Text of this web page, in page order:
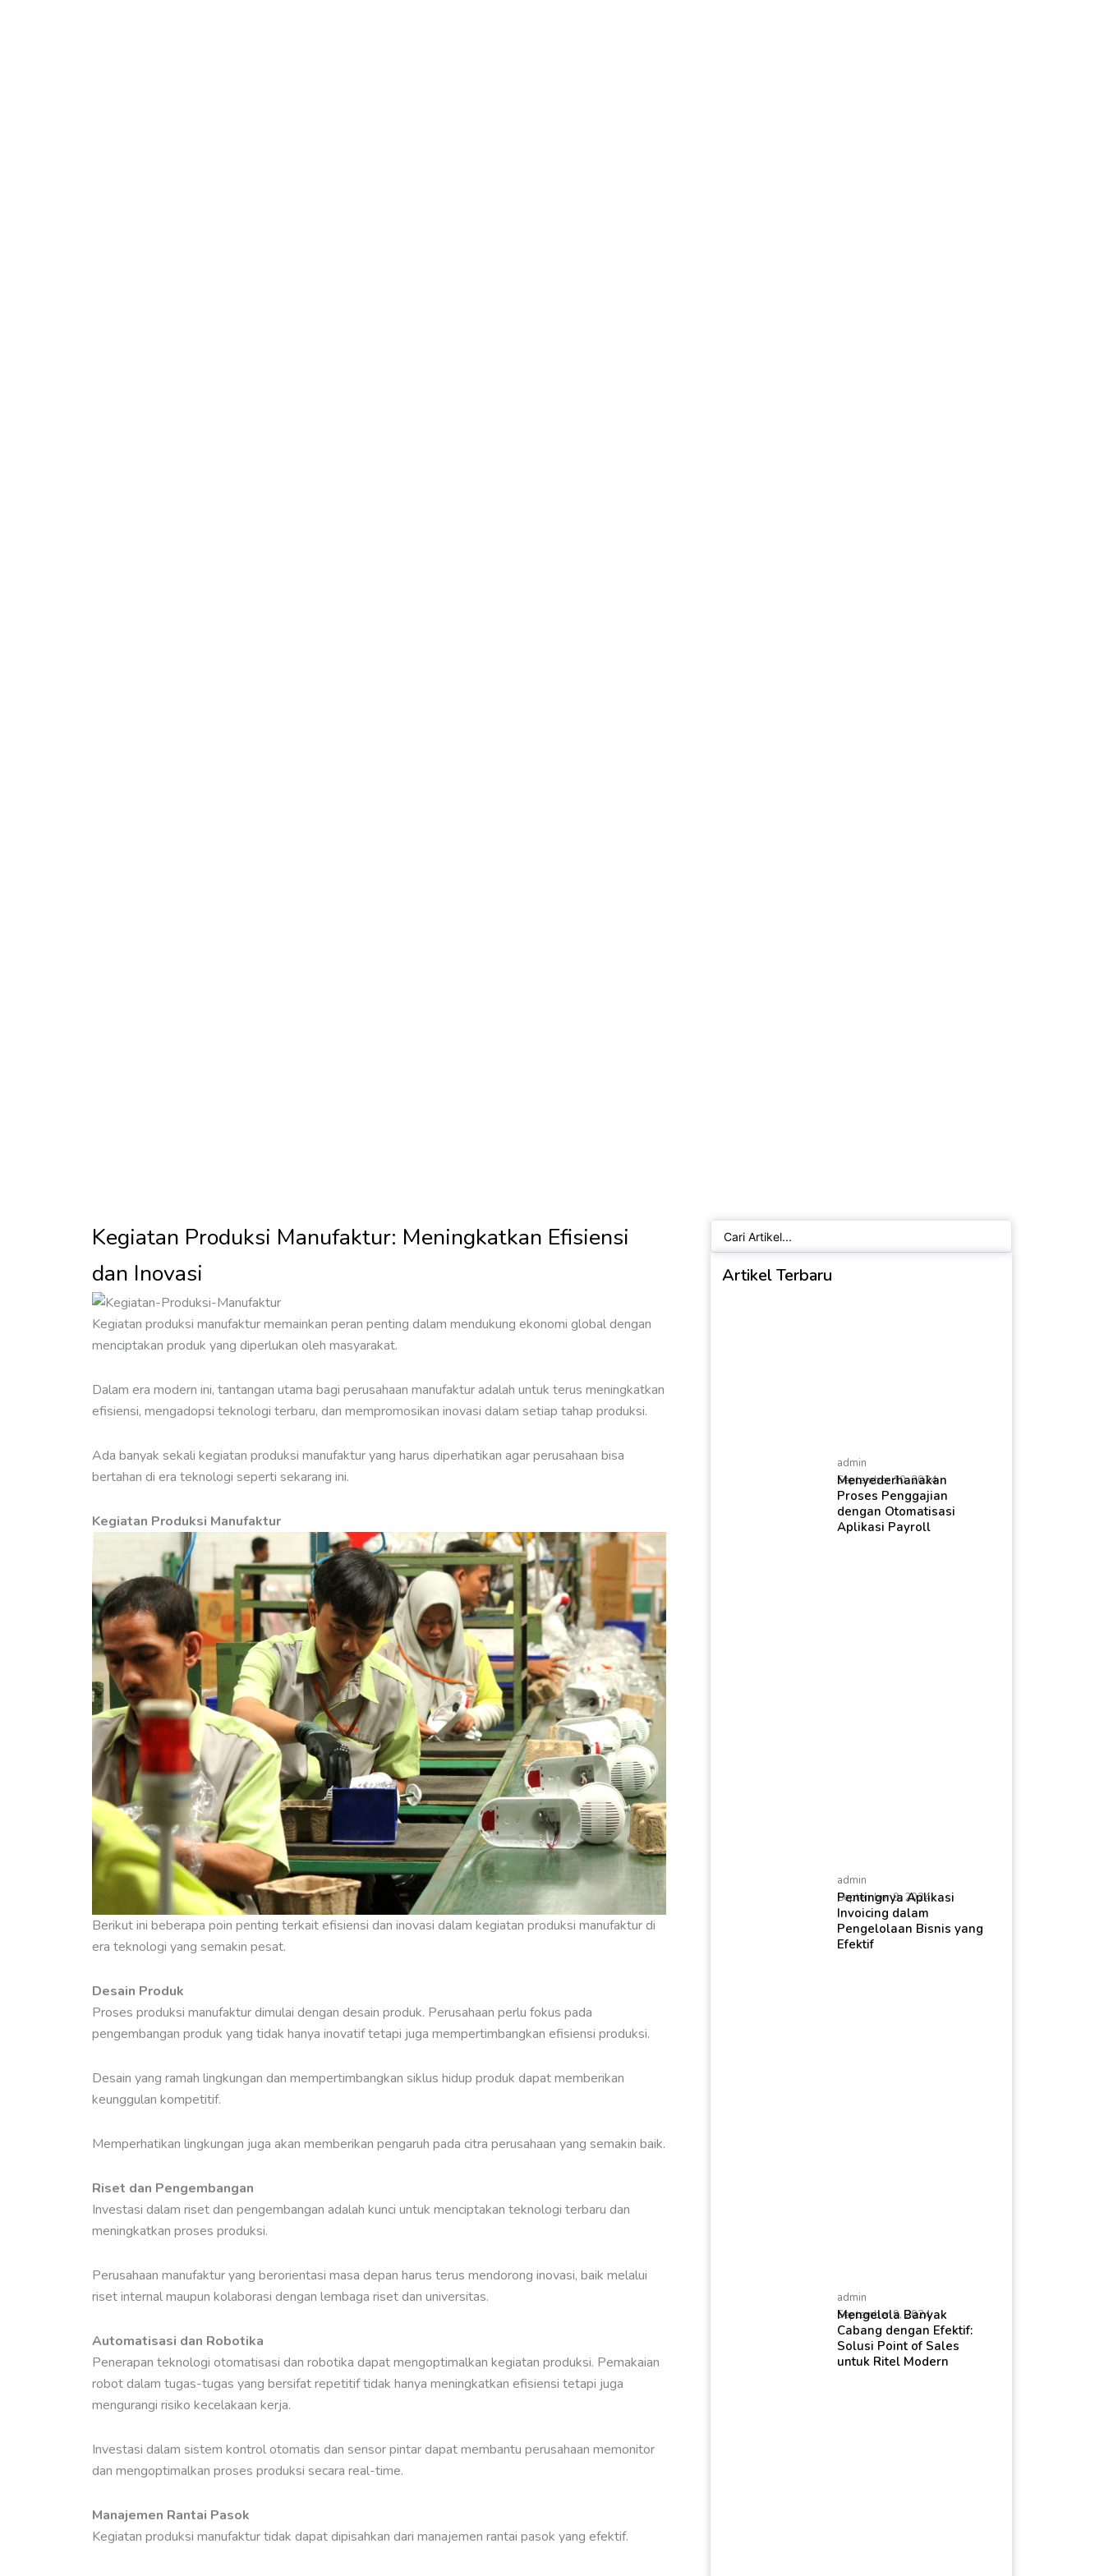
Kegiatan Produksi Manufaktur: Meningkatkan Efisiensi
dan Inovasi
Kegiatan produksi manufaktur memainkan peran penting dalam mendukung ekonomi global dengan
menciptakan produk yang diperlukan oleh masyarakat.
Dalam era modern ini, tantangan utama bagi perusahaan manufaktur adalah untuk terus meningkatkan
efisiensi, mengadopsi teknologi terbaru, dan mempromosikan inovasi dalam setiap tahap produksi.
Ada banyak sekali kegiatan produksi manufaktur yang harus diperhatikan agar perusahaan bisa
bertahan di era teknologi seperti sekarang ini.
Kegiatan Produksi Manufaktur
Berikut ini beberapa poin penting terkait efisiensi dan inovasi dalam kegiatan produksi manufaktur di
era teknologi yang semakin pesat.
Desain Produk
Proses produksi manufaktur dimulai dengan desain produk. Perusahaan perlu fokus pada
pengembangan produk yang tidak hanya inovatif tetapi juga mempertimbangkan efisiensi produksi.
Desain yang ramah lingkungan dan mempertimbangkan siklus hidup produk dapat memberikan
keunggulan kompetitif.
Memperhatikan lingkungan juga akan memberikan pengaruh pada citra perusahaan yang semakin baik.
Riset dan Pengembangan
Investasi dalam riset dan pengembangan adalah kunci untuk menciptakan teknologi terbaru dan
meningkatkan proses produksi.
Perusahaan manufaktur yang berorientasi masa depan harus terus mendorong inovasi, baik melalui
riset internal maupun kolaborasi dengan lembaga riset dan universitas.
Automatisasi dan Robotika
Penerapan teknologi otomatisasi dan robotika dapat mengoptimalkan kegiatan produksi. Pemakaian
robot dalam tugas-tugas yang bersifat repetitif tidak hanya meningkatkan efisiensi tetapi juga
mengurangi risiko kecelakaan kerja.
Investasi dalam sistem kontrol otomatis dan sensor pintar dapat membantu perusahaan memonitor
dan mengoptimalkan proses produksi secara real-time.
Manajemen Rantai Pasok
Kegiatan produksi manufaktur tidak dapat dipisahkan dari manajemen rantai pasok yang efektif.
Artikel Terbaru
admin
September 10, 2024
Menyederhanakan
Proses Penggajian
dengan Otomatisasi
Aplikasi Payroll
admin
September 9, 2024
Pentingnya Aplikasi
Invoicing dalam
Pengelolaan Bisnis yang
Efektif
admin
September 9, 2024
Mengelola Banyak
Cabang dengan Efektif:
Solusi Point of Sales
untuk Ritel Modern